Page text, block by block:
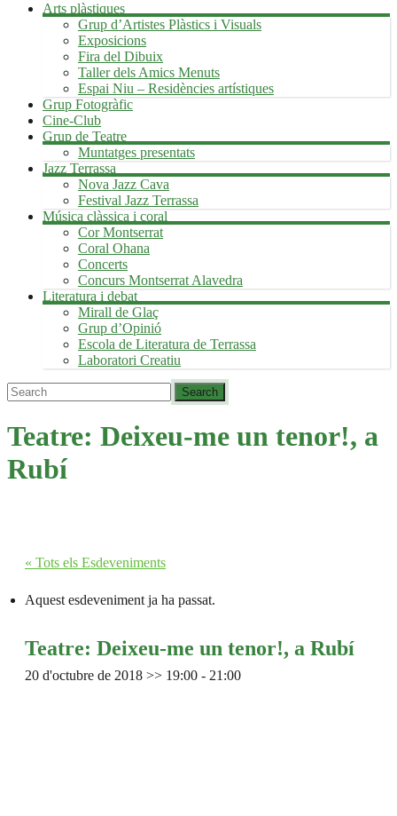
Arts plàstiques
Grup d’Artistes Plàstics i Visuals
Exposicions
Fira del Dibuix
Taller dels Amics Menuts
Espai Niu – Residències artístiques
Grup Fotogràfic
Cine-Club
Grup de Teatre
Muntatges presentats
Jazz Terrassa
Nova Jazz Cava
Festival Jazz Terrassa
Música clàssica i coral
Cor Montserrat
Coral Ohana
Concerts
Concurs Montserrat Alavedra
Literatura i debat
Mirall de Glaç
Grup d’Opinió
Escola de Literatura de Terrassa
Laboratori Creatiu
Teatre: Deixeu-me un tenor!, a
Rubí
« Tots els Esdeveniments
Aquest esdeveniment ja ha passat.
Teatre: Deixeu-me un tenor!, a Rubí
20 d'octubre de 2018 >> 19:00 - 21:00